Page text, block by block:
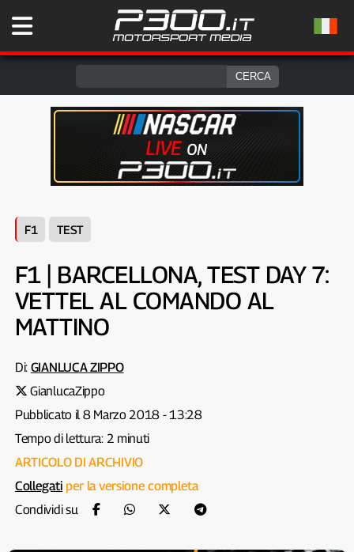
F1 TEST
F1 | BARCELLONA, TEST DAY 7:
VETTEL AL COMANDO AL
MATTINO
Di: GIANLUCA ZIPPO
GianlucaZippo
Pubblicato il 8 Marzo 2018 - 13:28
Tempo di lettura: 2 minuti
ARTICOLO DI ARCHIVIO
Collegati per la versione completa
Condividi su